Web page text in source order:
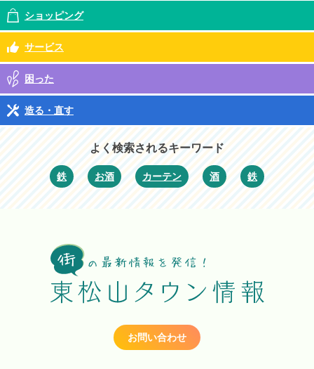
ショッピング
サービス
困った
造る・直す
よく検索されるキーワード
鉄 お酒 カーテン 酒 鉄
お問い合わせ